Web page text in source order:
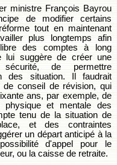
ministre François Bayrou
de modifier certains
tout en maintenant
plus longtemps afin
des comptes à long
lui suggère de créer une
de permettre
des situation. Il faudrait
conseil de révision, qui
ans, par exemple, de
et mentale des
tenu de la situation de
et des contraintes
un départ anticipé à la
d'appel pour le
ou la caisse de retraite.